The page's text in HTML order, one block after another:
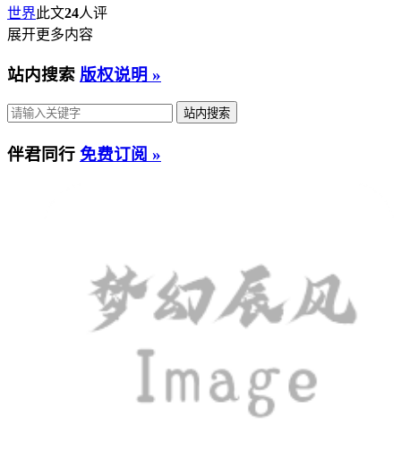
世界此文24人评
展开更多内容
站内搜索 版权说明 »
伴君同行 免费订阅 »